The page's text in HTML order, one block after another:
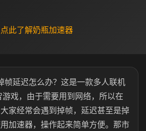
此了解奶瓶加速器
帧延迟怎么办？这是一款多人联机
戏，由于需要用到网络，所以在
家经常会遇到掉帧，延迟甚至是掉
加速器，操作起来简单方便。那市